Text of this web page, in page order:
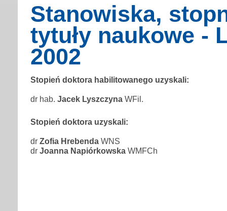
Stanowiska,
tytuły naukowe -
2002
Stopień doktora habilitowanego uzyskali:
dr hab. Jacek Lyszczyna WFil.
Stopień doktora uzyskali:
dr Zofia Hrebenda WNS
dr Joanna Napiórkowska WMFCh